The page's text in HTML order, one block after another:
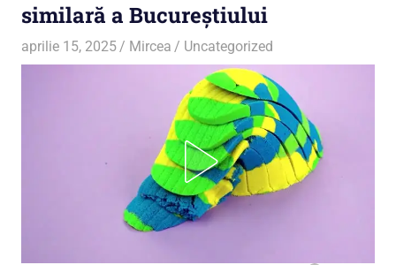
similară a Bucureștiului
aprilie 15, 2025 Mircea Uncategorized